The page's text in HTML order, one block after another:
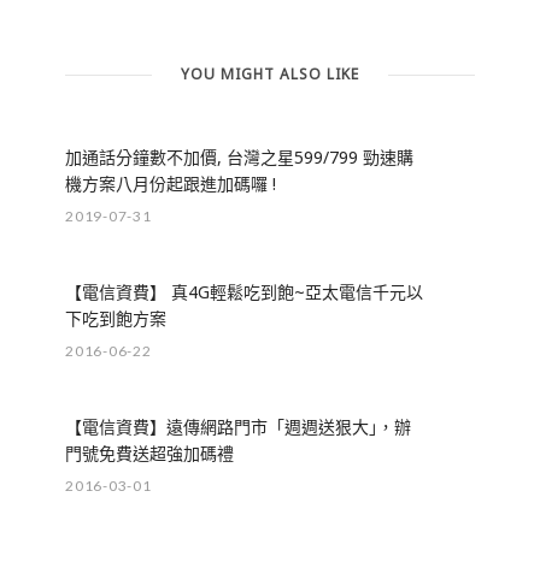
YOU MIGHT ALSO LIKE
加通話分鐘數不加價, 台灣之星599/799 勁速購
機方案八月份起跟進加碼囉 !
2019-07-31
【電信資費】 真4G輕鬆吃到飽~亞太電信千元以
下吃到飽方案
2016-06-22
【電信資費】遠傳網路門市「週週送狠大｣，辦
門號免費送超強加碼禮
2016-03-01